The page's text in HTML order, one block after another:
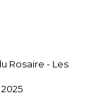
Rosaire - Les